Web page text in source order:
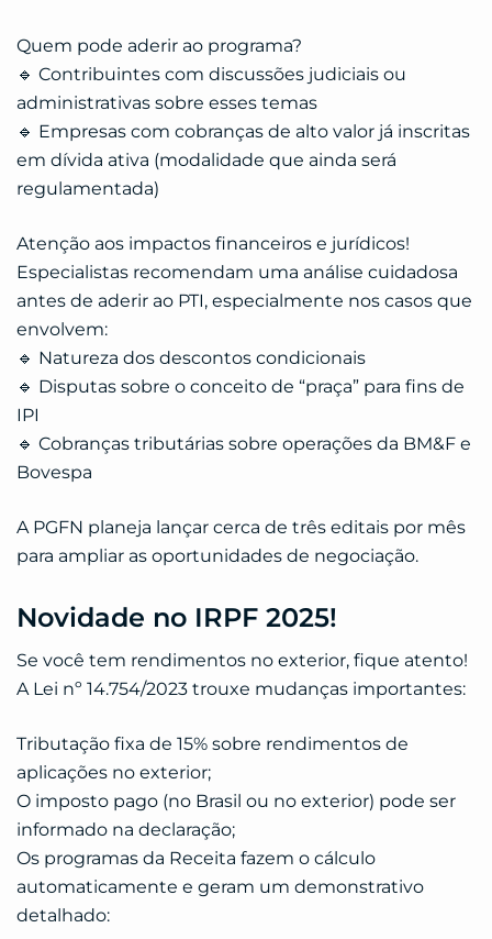
Quem pode aderir ao programa?
🔹 Contribuintes com discussões judiciais ou
administrativas sobre esses temas
🔹 Empresas com cobranças de alto valor já inscritas
em dívida ativa (modalidade que ainda será
regulamentada)
Atenção aos impactos financeiros e jurídicos!
Especialistas recomendam uma análise cuidadosa
antes de aderir ao PTI, especialmente nos casos que
envolvem:
🔹 Natureza dos descontos condicionais
🔹 Disputas sobre o conceito de “praça” para fins de
IPI
🔹 Cobranças tributárias sobre operações da BM&F e
Bovespa
A PGFN planeja lançar cerca de três editais por mês
para ampliar as oportunidades de negociação.
Novidade no IRPF 2025!
Se você tem rendimentos no exterior, fique atento!
A Lei nº 14.754/2023 trouxe mudanças importantes:
Tributação fixa de 15% sobre rendimentos de
aplicações no exterior;
O imposto pago (no Brasil ou no exterior) pode ser
informado na declaração;
Os programas da Receita fazem o cálculo
automaticamente e geram um demonstrativo
detalhado: